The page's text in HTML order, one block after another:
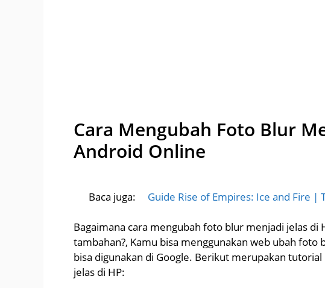
Cara Mengubah Foto Blur
Android Online
Baca juga: Guide Rise of Empires: Ice and Fire |
Bagaimana cara mengubah foto blur menjadi jelas di
tambahan?, Kamu bisa menggunakan web ubah
bisa digunakan di Google. Berikut merupakan
jelas di HP: